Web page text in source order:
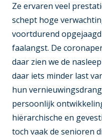
Ze ervaren veel
schept hoge
voortdurend
faalangst. De
daar zien we de
daar iets minder last
hun
persoonlijk
hiërarchische en
toch vaak de senioren